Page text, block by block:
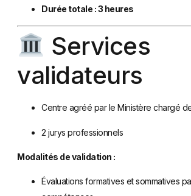
Durée totale : 3 heures
Services
validateurs
Centre agréé par le Ministère chargé
2 jurys professionnels
Modalités de validation :
Évaluations formatives et sommatives